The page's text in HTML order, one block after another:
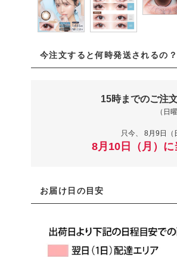
今注文すると何時発送されるの？
15時までのご注
（日
只今、 8月9日（
8月10日（月）に
お届け日の目安